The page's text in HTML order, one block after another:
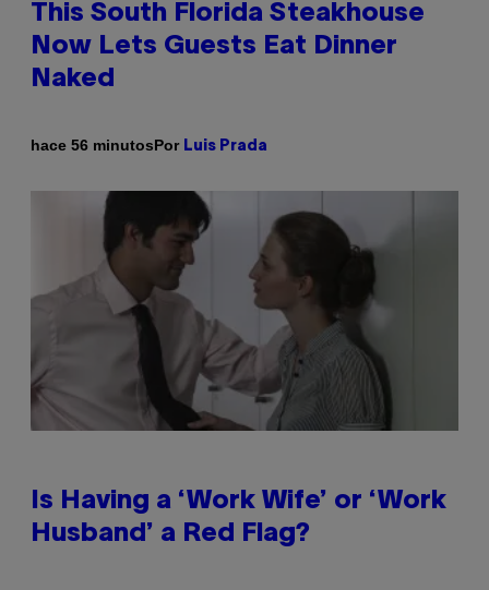
This South Florida Steakhouse
Now Lets Guests Eat Dinner
Naked
hace 56 minutosPor Luis Prada
Is Having a ‘Work Wife’ or ‘Work
Husband’ a Red Flag?